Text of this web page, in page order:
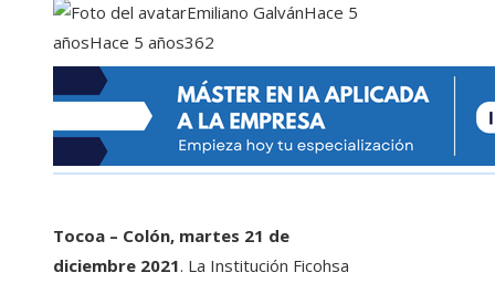
Emiliano GalvánHace 5
añosHace 5 años362
Tocoa – Colón, martes 21 de
diciembre 2021. La Institución Ficohsa